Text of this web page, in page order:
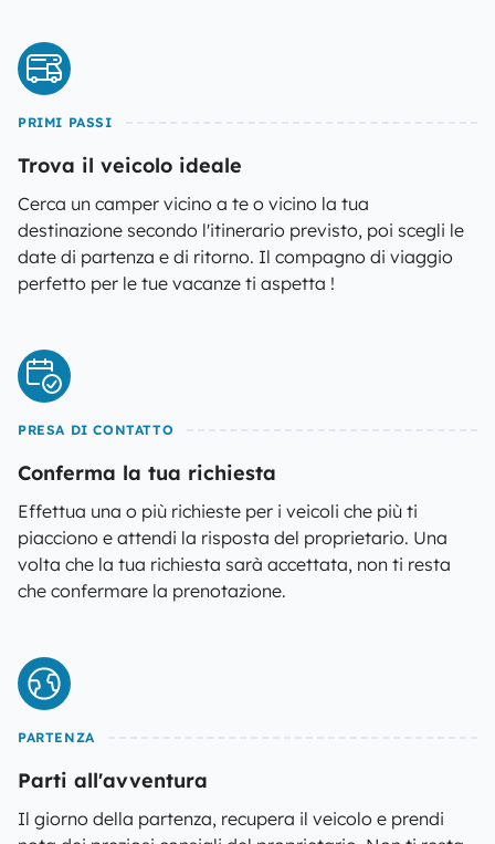
PRIMI PASSI
Trova il veicolo ideale
Cerca un camper vicino a te o vicino la tua
destinazione secondo l'itinerario previsto, poi scegli le
date di partenza e di ritorno. Il compagno di viaggio
perfetto per le tue vacanze ti aspetta !
PRESA DI CONTATTO
Conferma la tua richiesta
Effettua una o più richieste per i veicoli che più ti
piacciono e attendi la risposta del proprietario. Una
volta che la tua richiesta sarà accettata, non ti resta
che confermare la prenotazione.
PARTENZA
Parti all'avventura
Il giorno della partenza, recupera il veicolo e prendi